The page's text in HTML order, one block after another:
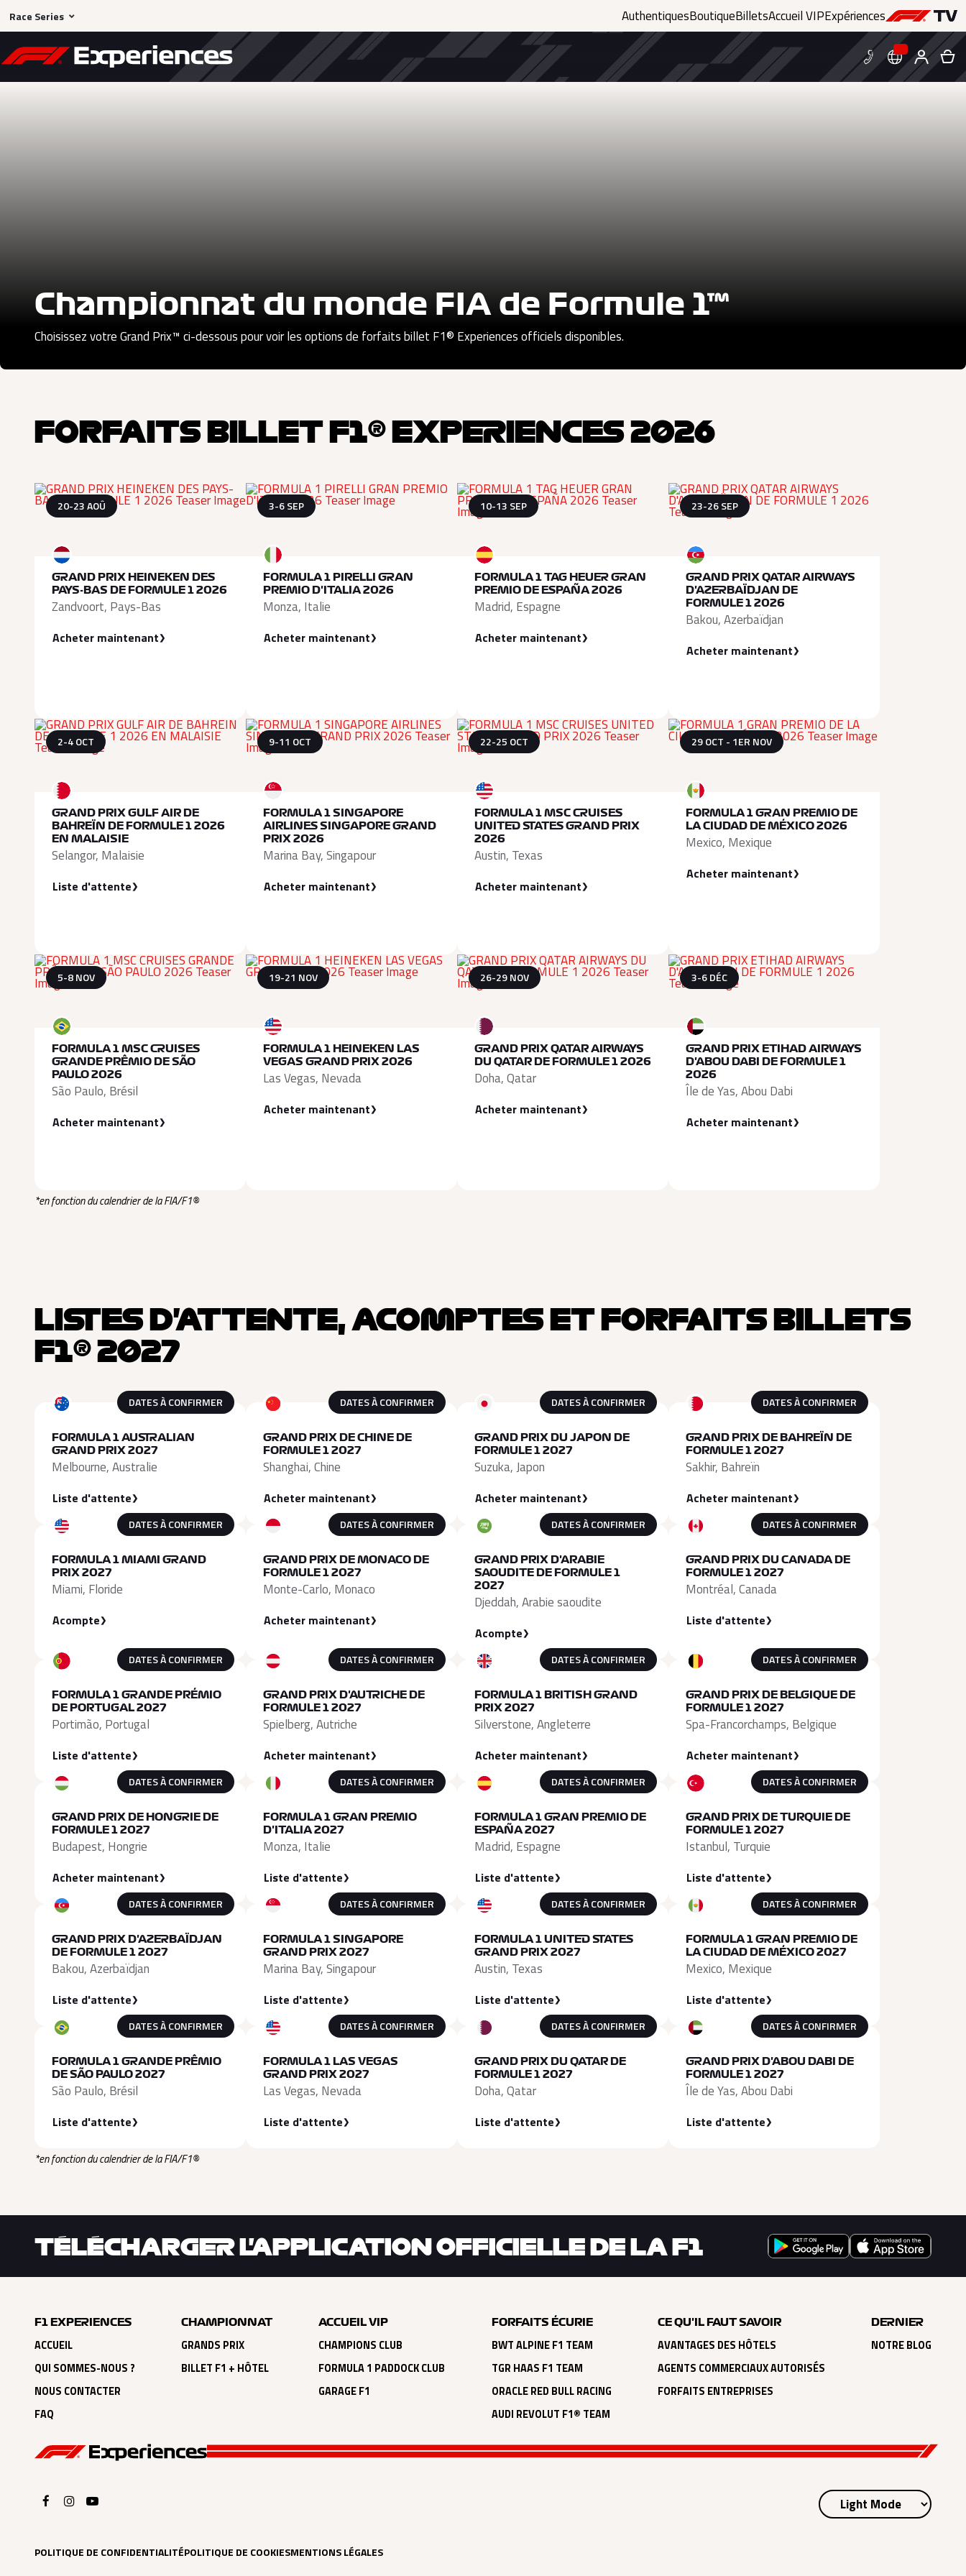
Race Series AuthentiquesBoutiqueBilletsAccueil VIPExpériences
Championnat du monde FIA de Formule 1™
Choisissez votre Grand Prix™ ci-dessous pour voir les options de forfaits billet F1® Experiences officiels disponibles.
FORFAITS BILLET F1® EXPERIENCES 2026
20-23 AOÛ
GRAND PRIX HEINEKEN DES
PAYS-BAS DE FORMULE 1 2026
Zandvoort, Pays-Bas
Acheter maintenant
3-6 SEP
FORMULA 1 PIRELLI GRAN
PREMIO D'ITALIA 2026
Monza, Italie
Acheter maintenant
10-13 SEP
FORMULA 1 TAG HEUER GRAN
PREMIO DE ESPAÑA 2026
Madrid, Espagne
Acheter maintenant
23-26 SEP
GRAND PRIX QATAR AIRWAYS
D'AZERBAÏDJAN DE
FORMULE 1 2026
Bakou, Azerbaïdjan
Acheter maintenant
2-4 OCT
GRAND PRIX GULF AIR DE
BAHREÏN DE FORMULE 1 2026
EN MALAISIE
Selangor, Malaisie
Liste d'attente
9-11 OCT
FORMULA 1 SINGAPORE
AIRLINES SINGAPORE GRAND
PRIX 2026
Marina Bay, Singapour
Acheter maintenant
22-25 OCT
FORMULA 1 MSC CRUISES
UNITED STATES GRAND PRIX
2026
Austin, Texas
Acheter maintenant
29 OCT - 1ER NOV
FORMULA 1 GRAN PREMIO DE
LA CIUDAD DE MÉXICO 2026
Mexico, Mexique
Acheter maintenant
5-8 NOV
FORMULA 1 MSC CRUISES
GRANDE PRÊMIO DE SÃO
PAULO 2026
São Paulo, Brésil
Acheter maintenant
19-21 NOV
FORMULA 1 HEINEKEN LAS
VEGAS GRAND PRIX 2026
Las Vegas, Nevada
Acheter maintenant
26-29 NOV
GRAND PRIX QATAR AIRWAYS
DU QATAR DE FORMULE 1 2026
Doha, Qatar
Acheter maintenant
3-6 DÉC
GRAND PRIX ETIHAD AIRWAYS
D'ABOU DABI DE FORMULE 1
2026
Île de Yas, Abou Dabi
Acheter maintenant
*en fonction du calendrier de la FIA/F1®
LISTES D'ATTENTE, ACOMPTES ET FORFAITS BILLETS
F1® 2027
DATES À CONFIRMER
FORMULA 1 AUSTRALIAN
GRAND PRIX 2027
Melbourne, Australie
Liste d'attente
DATES À CONFIRMER
GRAND PRIX DE CHINE DE
FORMULE 1 2027
Shanghai, Chine
Acheter maintenant
DATES À CONFIRMER
GRAND PRIX DU JAPON DE
FORMULE 1 2027
Suzuka, Japon
Acheter maintenant
DATES À CONFIRMER
GRAND PRIX DE BAHREÏN DE
FORMULE 1 2027
Sakhir, Bahreïn
Acheter maintenant
DATES À CONFIRMER
FORMULA 1 MIAMI GRAND
PRIX 2027
Miami, Floride
Acompte
DATES À CONFIRMER
GRAND PRIX DE MONACO DE
FORMULE 1 2027
Monte-Carlo, Monaco
Acheter maintenant
DATES À CONFIRMER
GRAND PRIX D'ARABIE
SAOUDITE DE FORMULE 1
2027
Djeddah, Arabie saoudite
Acompte
DATES À CONFIRMER
GRAND PRIX DU CANADA DE
FORMULE 1 2027
Montréal, Canada
Liste d'attente
DATES À CONFIRMER
FORMULA 1 GRANDE PRÉMIO
DE PORTUGAL 2027
Portimão, Portugal
Liste d'attente
DATES À CONFIRMER
GRAND PRIX D'AUTRICHE DE
FORMULE 1 2027
Spielberg, Autriche
Acheter maintenant
DATES À CONFIRMER
FORMULA 1 BRITISH GRAND
PRIX 2027
Silverstone, Angleterre
Acheter maintenant
DATES À CONFIRMER
GRAND PRIX DE BELGIQUE DE
FORMULE 1 2027
Spa-Francorchamps, Belgique
Acheter maintenant
DATES À CONFIRMER
GRAND PRIX DE HONGRIE DE
FORMULE 1 2027
Budapest, Hongrie
Acheter maintenant
DATES À CONFIRMER
FORMULA 1 GRAN PREMIO
D'ITALIA 2027
Monza, Italie
Liste d'attente
DATES À CONFIRMER
FORMULA 1 GRAN PREMIO DE
ESPAÑA 2027
Madrid, Espagne
Liste d'attente
DATES À CONFIRMER
GRAND PRIX DE TURQUIE DE
FORMULE 1 2027
Istanbul, Turquie
Liste d'attente
DATES À CONFIRMER
GRAND PRIX D'AZERBAÏDJAN
DE FORMULE 1 2027
Bakou, Azerbaïdjan
Liste d'attente
DATES À CONFIRMER
FORMULA 1 SINGAPORE
GRAND PRIX 2027
Marina Bay, Singapour
Liste d'attente
DATES À CONFIRMER
FORMULA 1 UNITED STATES
GRAND PRIX 2027
Austin, Texas
Liste d'attente
DATES À CONFIRMER
FORMULA 1 GRAN PREMIO DE
LA CIUDAD DE MÉXICO 2027
Mexico, Mexique
Liste d'attente
DATES À CONFIRMER
FORMULA 1 GRANDE PRÊMIO
DE SÃO PAULO 2027
São Paulo, Brésil
Liste d'attente
DATES À CONFIRMER
FORMULA 1 LAS VEGAS
GRAND PRIX 2027
Las Vegas, Nevada
Liste d'attente
DATES À CONFIRMER
GRAND PRIX DU QATAR DE
FORMULE 1 2027
Doha, Qatar
Liste d'attente
DATES À CONFIRMER
GRAND PRIX D'ABOU DABI DE
FORMULE 1 2027
Île de Yas, Abou Dabi
Liste d'attente
*en fonction du calendrier de la FIA/F1®
TÉLÉCHARGER L'APPLICATION OFFICIELLE DE LA F1
F1 EXPERIENCES
ACCUEIL
QUI SOMMES-NOUS ?
NOUS CONTACTER
FAQ
CHAMPIONNAT
GRANDS PRIX
BILLET F1 + HÔTEL
ACCUEIL VIP
CHAMPIONS CLUB
FORMULA 1 PADDOCK CLUB
GARAGE F1
FORFAITS ÉCURIE
BWT ALPINE F1 TEAM
TGR HAAS F1 TEAM
ORACLE RED BULL RACING
AUDI REVOLUT F1® TEAM
CE QU'IL FAUT SAVOIR
AVANTAGES DES HÔTELS
AGENTS COMMERCIAUX AUTORISÉS
FORFAITS ENTREPRISES
DERNIER
NOTRE BLOG
POLITIQUE DE CONFIDENTIALITÉPOLITIQUE DE COOKIESMENTIONS LÉGALES